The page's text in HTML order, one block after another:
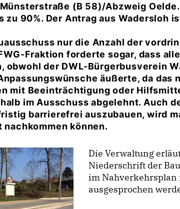
(B 58)/Abzweig
zu 90%. Der Antrag aus Wadersloh
nur die Anzahl der
Fraktion forderte sogar, dass
obwohl der DWL-Bürgerbusverein
äußerte, da das
mit Beeinträchtigung oder
im Ausschuss abgelehnt. Auch
barrierefrei auszubauen, wird
können.
Die Verwaltung
Niederschrift der
im
ausgesprochen